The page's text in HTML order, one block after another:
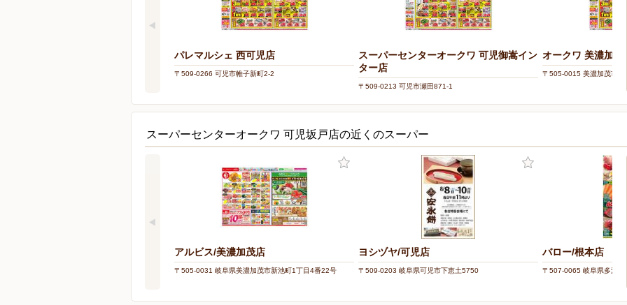
パレマルシェ 西可児店
〒509-0266 可児市帷子新町2-2
スーパーセンターオークワ 可児御嵩イン
ター店
〒509-0213 可児市瀬田871-1
オークワ 美濃加茂店
〒505-0015 美濃加茂市下
スーパーセンターオークワ 可児坂戸店の近くのスーパー
アルビス/美濃加茂店
〒505-0031 岐阜県美濃加茂市新池町1丁目4番22号
ヨシヅヤ/可児店
〒509-0203 岐阜県可児市下恵土5750
バロー/根本店
〒507-0065 岐阜県多治見